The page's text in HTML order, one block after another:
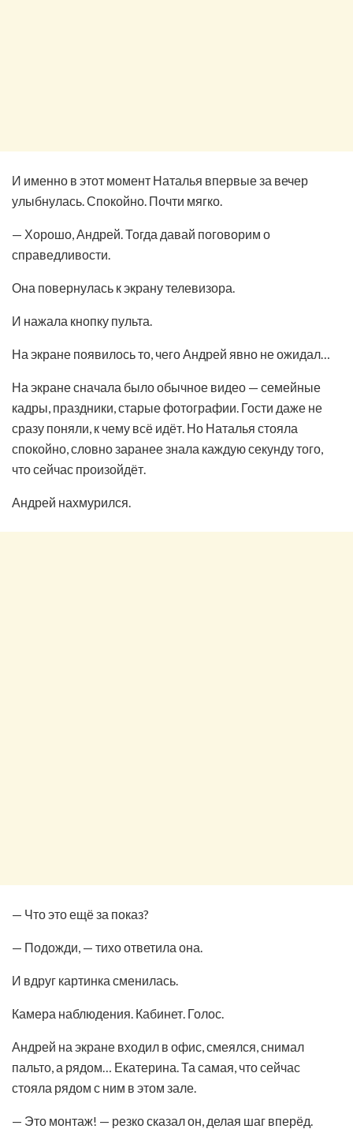
И именно в этот момент Наталья впервые за вечер
улыбнулась. Спокойно. Почти мягко.
— Хорошо, Андрей. Тогда давай поговорим о
справедливости.
Она повернулась к экрану телевизора.
И нажала кнопку пульта.
На экране появилось то, чего Андрей явно не ожидал…
На экране сначала было обычное видео — семейные
кадры, праздники, старые фотографии. Гости даже не
сразу поняли, к чему всё идёт. Но Наталья стояла
спокойно, словно заранее знала каждую секунду того,
что сейчас произойдёт.
Андрей нахмурился.
— Что это ещё за показ?
— Подожди, — тихо ответила она.
И вдруг картинка сменилась.
Камера наблюдения. Кабинет. Голос.
Андрей на экране входил в офис, смеялся, снимал
пальто, а рядом… Екатерина. Та самая, что сейчас
стояла рядом с ним в этом зале.
— Это монтаж! — резко сказал он, делая шаг вперёд.